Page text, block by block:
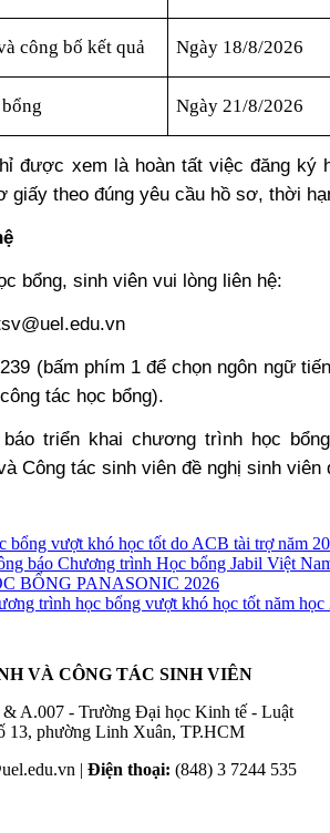
công bố kết quả Ngày 18/8/2026
Ngày 21/8/2026
được xem là hoàn tất việc đăng ký
giấy theo đúng yêu cầu hồ sơ, thời
bổng, sinh viên vui lòng liên hệ:
(bấm phím 1 để chọn ngôn ngữ
tác học bổng).
triển khai chương trình học
Công tác sinh viên đề nghị sinh
bổng vượt khó học tốt do ACB tài trợ năm
báo Chương trình Học bổng Jabil Việt
BỔNG PANASONIC 2026
trình học bổng vượt khó học tốt năm học
VÀ CÔNG TÁC SINH VIÊN
& A.007 - Trường Đại học Kinh tế - Luật
13, phường Linh Xuân, TP.HCM
| Điện thoại: (848) 3 7244 535